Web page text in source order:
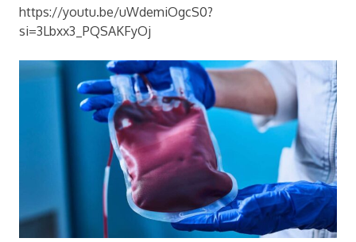
https://youtu.be/uWdemiOgcS0?
si=3Lbxx3_PQSAKFyOj